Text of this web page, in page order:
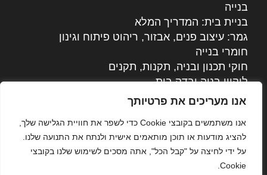
אנו מעריכים את פרטיותך
אנו משתמשים בקובצי Cookie כדי לשפר את חוויית הגלישה שלך,
להציג מודעות או תוכן מותאמים אישית ולנתח את התנועה שלנו.
על ידי לחיצה על "קבל הכל", אתה מסכים לשימוש שלנו בקובצי
Cookie.
בנייה
בניית בית: המדריך המלא
גמר: עיצוב פנים, אבזור, ריהוט פיתוח וגינון
חומרי בנייה
חוקי תכנון ובניה, תקנות, תקנים
ליקויי בניה ובדק בית
נדל"ן: זכויות, אגרות ועסקאות
עקרונות ניהול אחזקה מתקדמות
צילום אדריכלי
שיווק נדלן
שיטות בניה: מפרטים והמלצות